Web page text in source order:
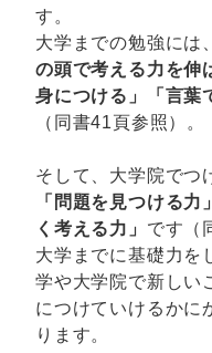
す。
大学までの勉強には
の頭で考える力を伸
身につける」「言葉
（同書41頁参照）。
そして、大学院でつ
「問題を見つける
く考える力」 です（
大学までに基礎力を
学や大学院で新しい
につけていけるかに
ります。